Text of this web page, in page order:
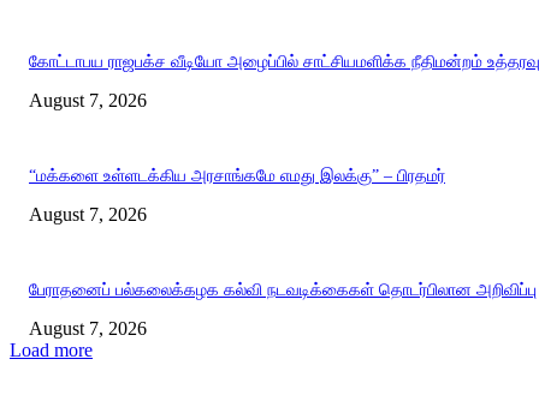
கோட்டாபய ராஜபக்ச வீடியோ அழைப்பில் சாட்சியமளிக்க நீதிமன்றம் உத்தரவு
August 7, 2026
“மக்களை உள்ளடக்கிய அரசாங்கமே எமது இலக்கு” – பிரதமர்
August 7, 2026
பேராதனைப் பல்கலைக்கழக கல்வி நடவடிக்கைகள் தொடர்பிலான அறிவிப்பு
August 7, 2026
Load more